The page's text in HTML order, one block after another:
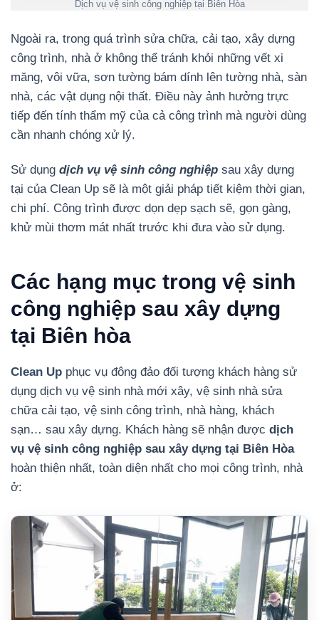
Dịch vụ vệ sinh công nghiệp tại Biên Hòa
Ngoài ra, trong quá trình sửa chữa, cải tạo, xây dựng
công trình, nhà ở không thể tránh khỏi những vết xi
măng, vôi vữa, sơn tường bám dính lên tường nhà, sàn
nhà, các vật dụng nội thất. Điều này ảnh hưởng trực
tiếp đến tính thẩm mỹ của cả công trình mà người dùng
cần nhanh chóng xử lý.
Sử dụng dịch vụ vệ sinh công nghiệp sau xây dựng
tại của Clean Up sẽ là một giải pháp tiết kiệm thời gian,
chi phí. Công trình được dọn dẹp sạch sẽ, gọn gàng,
khử mùi thơm mát nhất trước khi đưa vào sử dụng.
Các hạng mục trong vệ sinh
công nghiệp sau xây dựng
tại Biên hòa
Clean Up phục vụ đông đảo đối tượng khách hàng sử
dụng dịch vụ vệ sinh nhà mới xây, vệ sinh nhà sửa
chữa cải tạo, vệ sinh công trình, nhà hàng, khách
sạn… sau xây dựng. Khách hàng sẽ nhận được dịch
vụ vệ sinh công nghiệp sau xây dựng tại Biên Hòa
hoàn thiện nhất, toàn diện nhất cho mọi công trình, nhà
ở: